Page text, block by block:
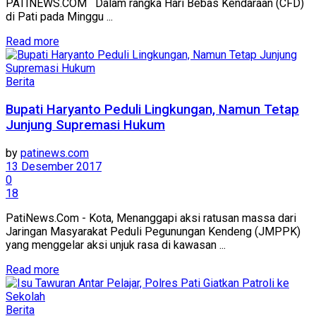
PATINEWS.COM Dalam rangka Hari Bebas Kendaraan (CFD)
di Pati pada Minggu ...
Read moreDetails
Berita
Bupati Haryanto Peduli Lingkungan, Namun Tetap
Junjung Supremasi Hukum
by patinews.com
13 Desember 2017
0
18
PatiNews.Com - Kota, Menanggapi aksi ratusan massa dari
Jaringan Masyarakat Peduli Pegunungan Kendeng (JMPPK)
yang menggelar aksi unjuk rasa di kawasan ...
Read moreDetails
Berita